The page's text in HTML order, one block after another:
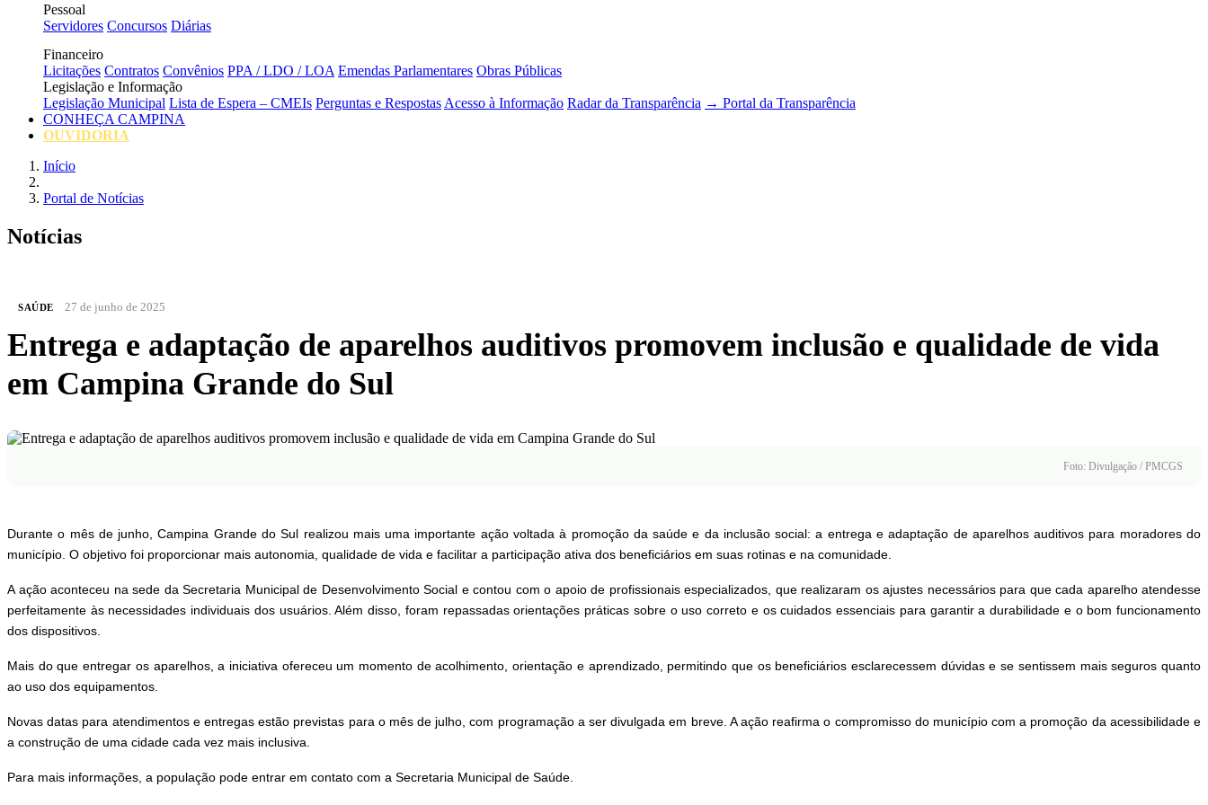
Pessoal
Servidores Concursos Diárias
Financeiro
Licitações Contratos Convênios PPA / LDO / LOA Emendas Parlamentares Obras Públicas
Legislação e Informação
Legislação Municipal Lista de Espera – CMEIs Perguntas e Respostas Acesso à Informação Radar da Transparência → Portal da Transparência
CONHEÇA CAMPINA
OUVIDORIA
Início
Portal de Notícias
Notícias
SAÚDE 27 de junho de 2025
Entrega e adaptação de aparelhos auditivos promovem inclusão e qualidade de vida
em Campina Grande do Sul
Foto: Divulgação / PMCGS
Durante o mês de junho, Campina Grande do Sul realizou mais uma importante ação voltada à promoção da saúde e da inclusão social: a entrega e adaptação de aparelhos auditivos para moradores do
município. O objetivo foi proporcionar mais autonomia, qualidade de vida e facilitar a participação ativa dos beneficiários em suas rotinas e na comunidade.
A ação aconteceu na sede da Secretaria Municipal de Desenvolvimento Social e contou com o apoio de profissionais especializados, que realizaram os ajustes necessários para que cada aparelho atendesse
perfeitamente às necessidades individuais dos usuários. Além disso, foram repassadas orientações práticas sobre o uso correto e os cuidados essenciais para garantir a durabilidade e o bom funcionamento
dos dispositivos.
Mais do que entregar os aparelhos, a iniciativa ofereceu um momento de acolhimento, orientação e aprendizado, permitindo que os beneficiários esclarecessem dúvidas e se sentissem mais seguros quanto
ao uso dos equipamentos.
Novas datas para atendimentos e entregas estão previstas para o mês de julho, com programação a ser divulgada em breve. A ação reafirma o compromisso do município com a promoção da acessibilidade e
a construção de uma cidade cada vez mais inclusiva.
Para mais informações, a população pode entrar em contato com a Secretaria Municipal de Saúde.